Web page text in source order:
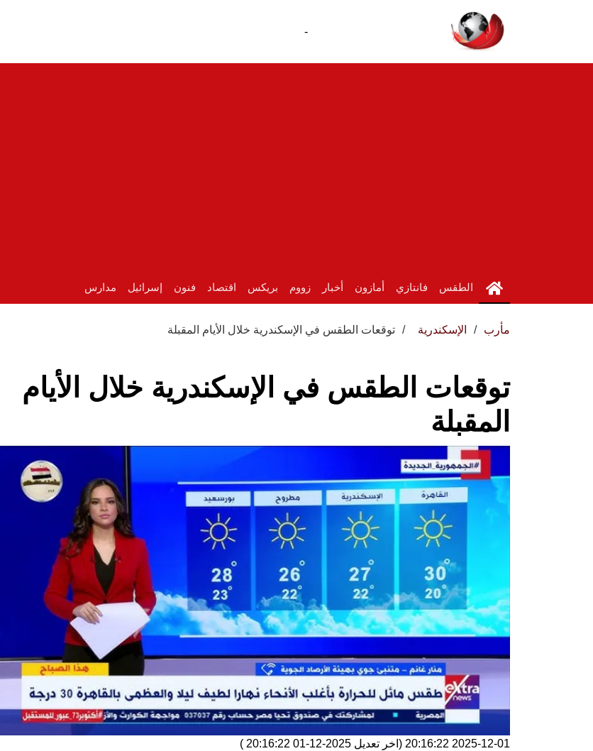
-
الطقس فانتازي أمازون أخبار زووم بريكس اقتصاد فنون إسرائيل مدارس
مأرب الإسكندرية توقعات الطقس في الإسكندرية خلال الأيام المقبلة
توقعات الطقس في الإسكندرية خلال الأيام
المقبلة
2025-12-01 20:16:22 (اخر تعديل 2025-12-01 20:16:22
)